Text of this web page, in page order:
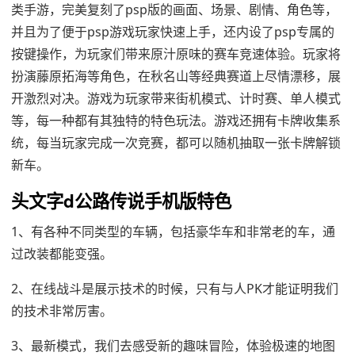
类手游，完美复刻了psp版的画面、场景、剧情、角色等，
并且为了便于psp游戏玩家快速上手，还内设了psp专属的
按键操作，为玩家们带来原汁原味的赛车竞速体验。玩家将
扮演藤原拓海等角色，在秋名山等经典赛道上尽情漂移，展
开激烈对决。游戏为玩家带来街机模式、计时赛、单人模式
等，每一种都有其独特的特色玩法。游戏还拥有卡牌收集系
统，每当玩家完成一次竞赛，都可以随机抽取一张卡牌解锁
新车。
头文字d公路传说手机版特色
1、有各种不同类型的车辆，包括豪华车和非常老的车，通
过改装都能变强。
2、在线战斗是展示技术的时候，只有与人PK才能证明我们
的技术非常厉害。
3、最新模式，我们去感受新的趣味冒险，体验极速的地图